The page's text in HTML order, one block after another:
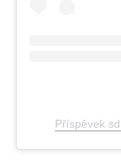
Příspěvek